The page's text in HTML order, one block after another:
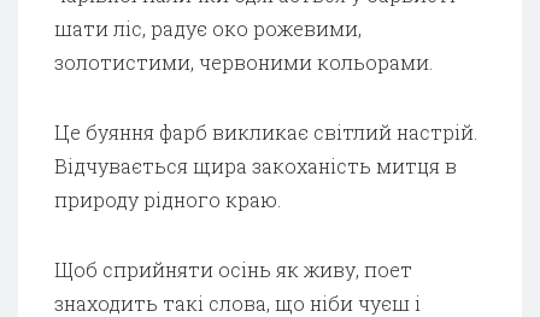
шати ліс, радує око рожевими,
золотистими, червоними кольорами.
Це буяння фарб викликає світлий настрій.
Відчувається щира закоханість митця в
природу рідного краю.
Щоб сприйняти осінь як живу, поет
знаходить такі слова, що ніби чуєш і